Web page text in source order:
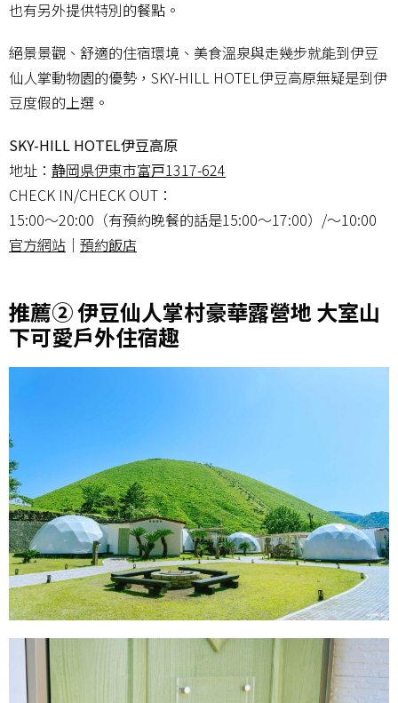
也有另外提供特別的餐點。
絕景景觀、舒適的住宿環境、美食溫泉與走幾步就能到伊豆
仙人掌動物園的優勢，SKY-HILL HOTEL伊豆高原無疑是到伊
豆度假的上選。
SKY-HILL HOTEL伊豆高原
地址： 静岡県伊東市富戸1317-624
CHECK IN/CHECK OUT：
15:00～20:00（有預約晚餐的話是15:00～17:00）/～10:00
官方網站 ｜ 預約飯店
推薦② 伊豆仙人掌村豪華露營地 大室山
下可愛戶外住宿趣